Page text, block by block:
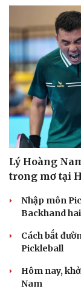
Lý Hoàng
trong mơ tại
Nhập môn
Backhand
Cách bắt
Pickleball
Hôm nay,
Nam